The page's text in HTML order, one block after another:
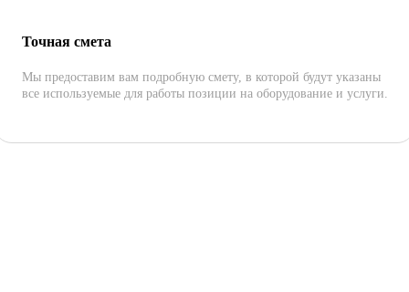
Точная смета
Мы предоставим вам подробную смету, в которой будут указаны
все используемые для работы позиции на оборудование и услуги.